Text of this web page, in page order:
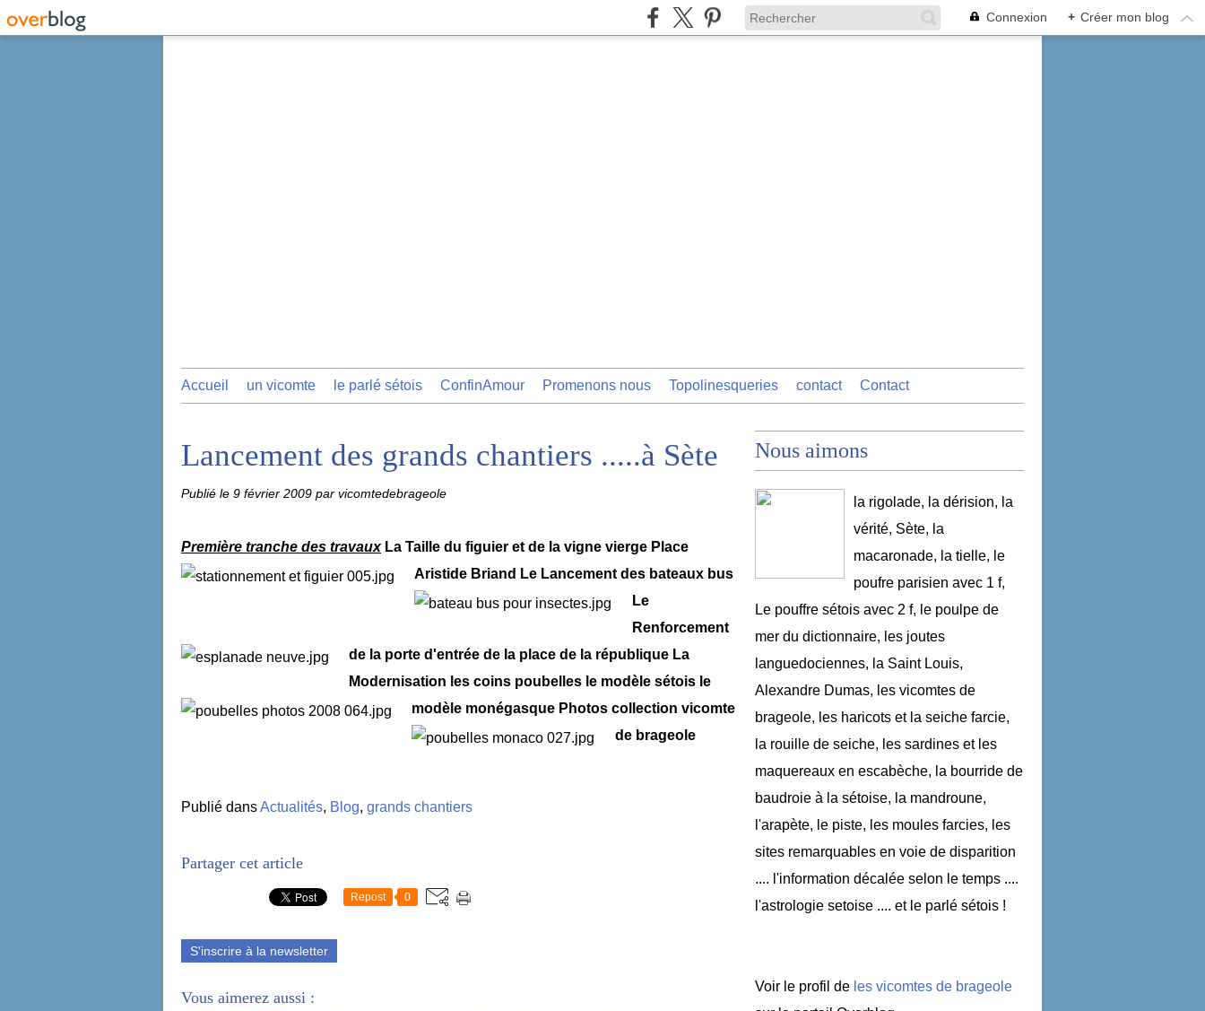
Connexion + Créer mon blog
Accueil un vicomte le parlé sétois ConfinAmour Promenons nous Topolinesqueries contact Contact
Lancement des grands chantiers .....à Sète
Publié le 9 février 2009 par vicomtedebrageole
Première tranche des travaux La Taille du figuier et de la vigne vierge Place
Aristide Briand Le Lancement des bateaux bus
Le
Renforcement
de la porte d'entrée de la place de la république La
Modernisation les coins poubelles le modèle sétois le
modèle monégasque Photos collection vicomte
de brageole
Publié dansActualités, Blog, grands chantiers
Partager cet article
Repost 0
S'inscrire à la newsletter
Vous aimerez aussi :
Nous aimons
la rigolade, la dérision, la
vérité, Sète, la
macaronade, la tielle, le
poufre parisien avec 1 f,
Le pouffre sétois avec 2 f, le poulpe de
mer du dictionnaire, les joutes
languedociennes, la Saint Louis,
Alexandre Dumas, les vicomtes de
brageole, les haricots et la seiche farcie,
la rouille de seiche, les sardines et les
maquereaux en escabèche, la bourride de
baudroie à la sétoise, la mandroune,
l'arapète, le piste, les moules farcies, les
sites remarquables en voie de disparition
.... l'information décalée selon le temps ....
l'astrologie setoise .... et le parlé sétois !
Voir le profil de les vicomtes de brageole